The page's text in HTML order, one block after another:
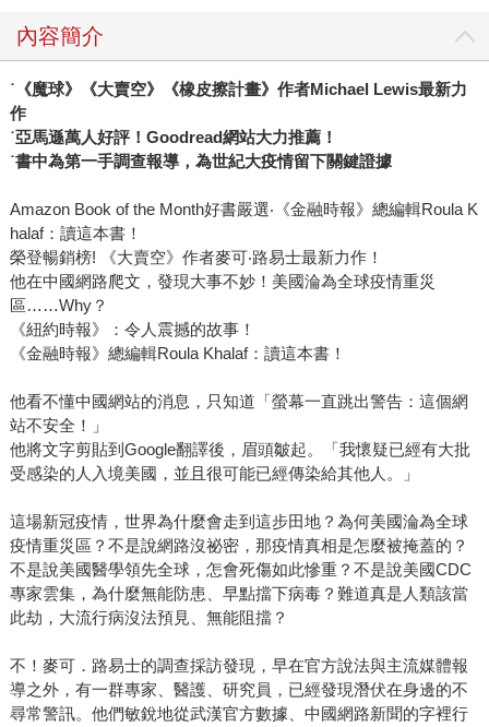
內容簡介
˙《魔球》《大賣空》《橡皮擦計畫》作者Michael Lewis最新力
作
˙亞馬遜萬人好評！Goodread網站大力推薦！
˙書中為第一手調查報導，為世紀大疫情留下關鍵證據
Amazon Book of the Month好書嚴選‧《金融時報》總編輯Roula K
halaf：讀這本書！
榮登暢銷榜! 《大賣空》作者麥可‧路易士最新力作！
他在中國網路爬文，發現大事不妙！美國淪為全球疫情重災
區……Why？
《紐約時報》：令人震撼的故事！
《金融時報》總編輯Roula Khalaf：讀這本書！
他看不懂中國網站的消息，只知道「螢幕一直跳出警告：這個網
站不安全！」
他將文字剪貼到Google翻譯後，眉頭皺起。「我懷疑已經有大批
受感染的人入境美國，並且很可能已經傳染給其他人。」
這場新冠疫情，世界為什麼會走到這步田地？為何美國淪為全球
疫情重災區？不是說網路沒祕密，那疫情真相是怎麼被掩蓋的？
不是說美國醫學領先全球，怎會死傷如此慘重？不是說美國CDC
專家雲集，為什麼無能防患、早點擋下病毒？難道真是人類該當
此劫，大流行病沒法預見、無能阻擋？
不！麥可．路易士的調查採訪發現，早在官方說法與主流媒體報
導之外，有一群專家、醫護、研究員，已經發現潛伏在身邊的不
尋常警訊。他們敏銳地從武漢官方數據、中國網路新聞的字裡行